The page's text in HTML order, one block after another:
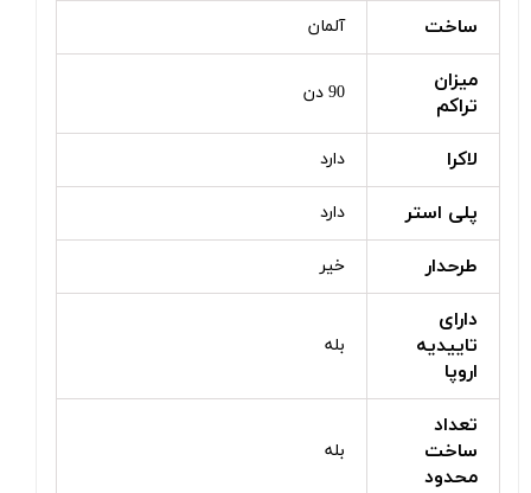
ساخت آلمان
میزان
تراکم
90 دن
لاکرا دارد
پلی استر دارد
طرحدار خیر
دارای
تاییدیه
اروپا
بله
تعداد
ساخت
محدود
بله